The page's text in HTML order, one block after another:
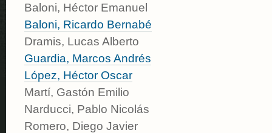
Baloni, Héctor Emanuel
Baloni, Ricardo Bernabé
Dramis, Lucas Alberto
Guardia, Marcos Andrés
López, Héctor Oscar
Martí, Gastón Emilio
Narducci, Pablo Nicolás
Romero, Diego Javier